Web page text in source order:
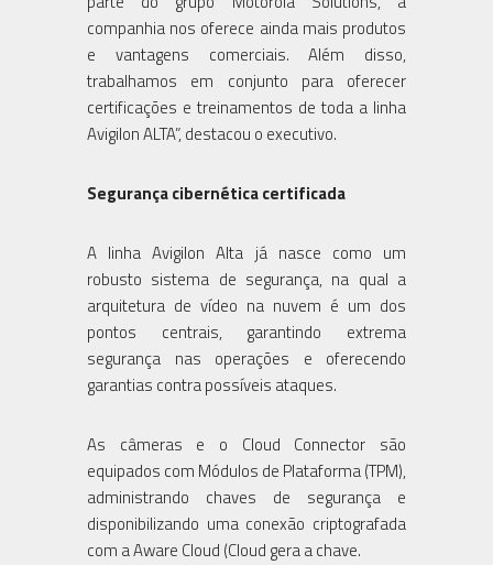
companhia nos oferece ainda mais produtos
e vantagens comerciais. Além disso,
trabalhamos em conjunto para oferecer
certificações e treinamentos de toda a linha
Avigilon ALTA”, destacou o executivo.
Segurança cibernética certificada
A linha Avigilon Alta já nasce como um
robusto sistema de segurança, na qual a
arquitetura de vídeo na nuvem é um dos
pontos centrais, garantindo extrema
segurança nas operações e oferecendo
garantias contra possíveis ataques.
As câmeras e o Cloud Connector são
equipados com Módulos de Plataforma (TPM),
administrando chaves de segurança e
disponibilizando uma conexão criptografada
com a Aware Cloud (Cloud gera a chave.